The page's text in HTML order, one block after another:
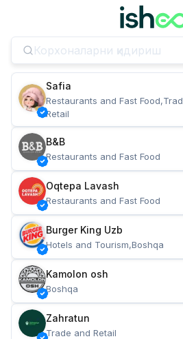
Safia
Restaurants and Fast
Retail
B&B
Restaurants and Fast Food
Oqtepa Lavash
Restaurants and Fast Food
Burger King Uzb
Hotels and Tourism,Boshqa
Kamolon osh
Boshqa
Zahratun
Trade and Retail